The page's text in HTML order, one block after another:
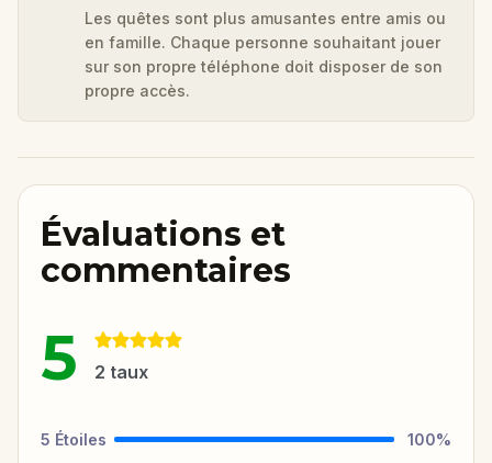
Les quêtes sont plus amusantes entre amis ou
en famille. Chaque personne souhaitant jouer
sur son propre téléphone doit disposer de son
propre accès.
Évaluations et
commentaires
5 2 taux
5 Étoiles 100%